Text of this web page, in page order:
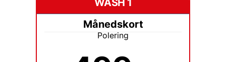
WASH 1
Månedskort
Polering